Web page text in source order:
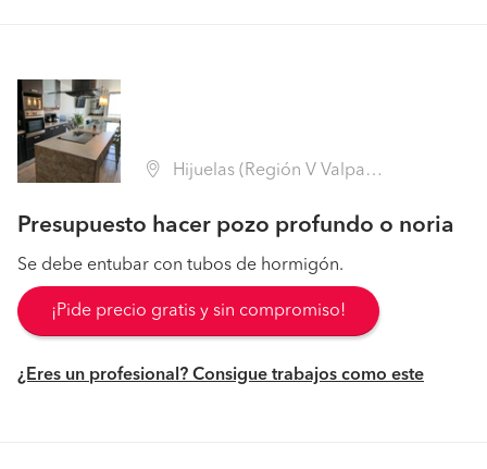
Hijuelas (Región V Valparaíso - Quillota)
Presupuesto hacer pozo profundo o noria
Se debe entubar con tubos de hormigón.
¡Pide precio gratis y sin compromiso!
¿Eres un profesional? Consigue trabajos como este